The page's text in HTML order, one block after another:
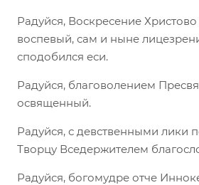
Радуйся, Воскресение
воспевый, сам и ныне
сподобился еси.
Радуйся, благоволением
освященный.
Радуйся, с девственными лики
Творцу Вседержителем
Радуйся, богомудре отче